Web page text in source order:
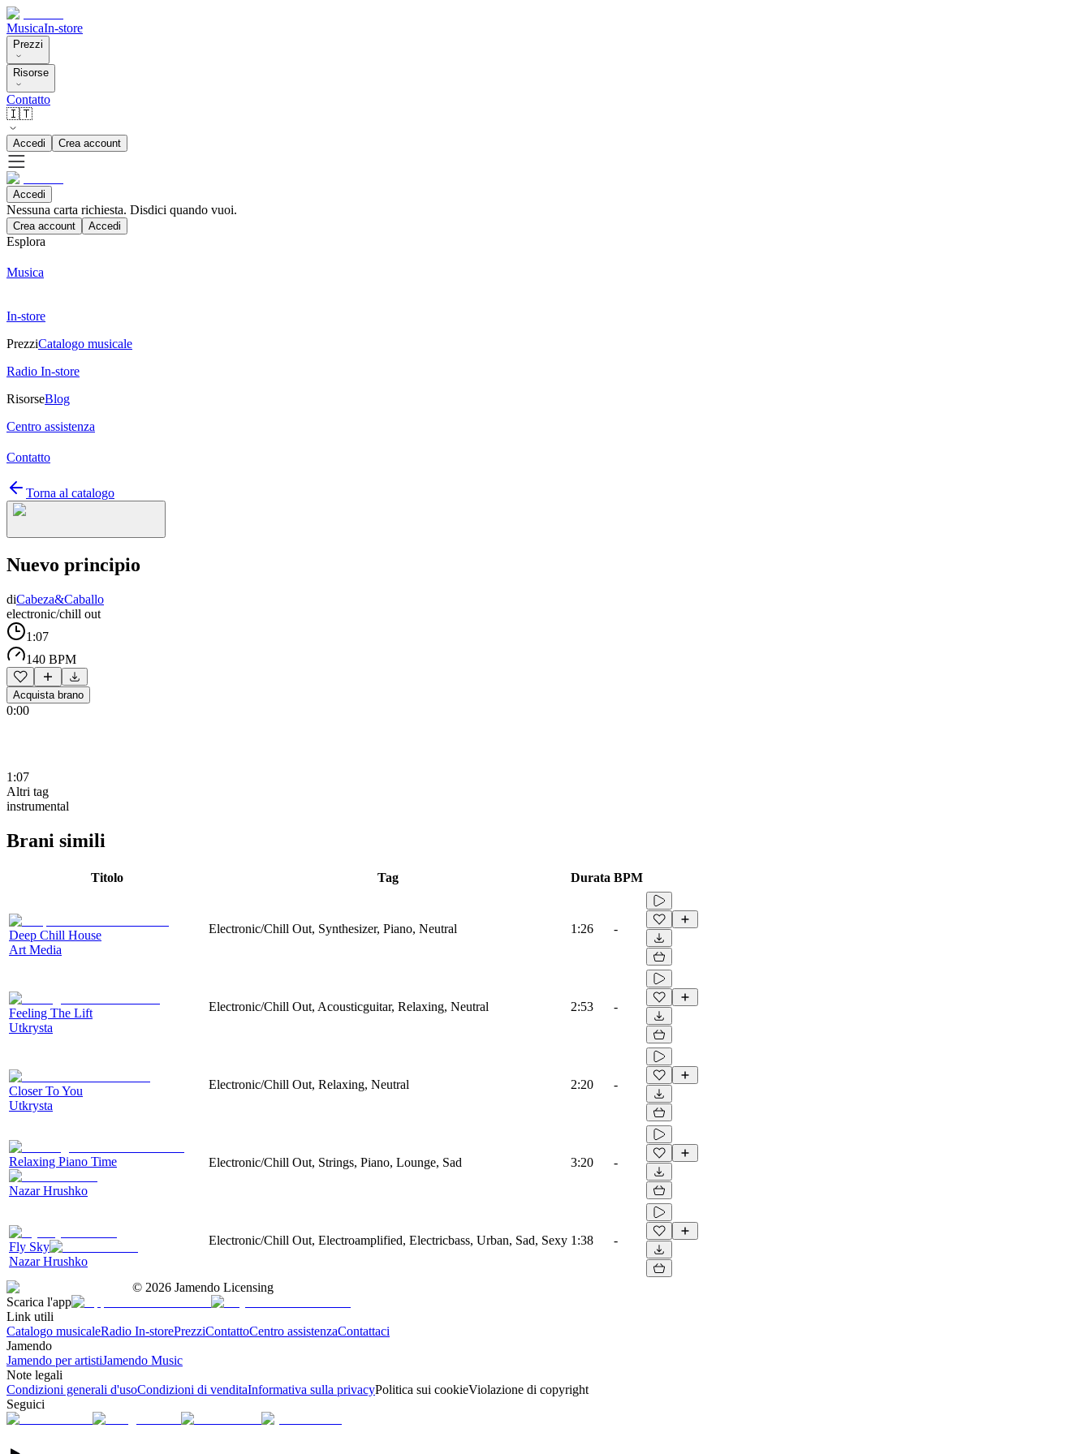
MusicaIn-store
Prezzi
Risorse
Contatto
🇮🇹
Accedi Crea account
Accedi
Nessuna carta richiesta. Disdici quando vuoi.
Crea account Accedi
Esplora
Musica
In-store
PrezziCatalogo musicale
Radio In-store
RisorseBlog
Centro assistenza
Contatto
Torna al catalogo
Nuevo principio
diCabeza&Caballo
electronic/chill out
1:07
140 BPM
Acquista brano
0:00
1:07
Altri tag
instrumental
Brani simili
Titolo Tag Durata BPM
Deep Chill House
Art Media
Electronic/Chill Out, Synthesizer, Piano, Neutral 1:26 -
Feeling The Lift
Utkrysta
Electronic/Chill Out, Acousticguitar, Relaxing, Neutral 2:53 -
Closer To You
Utkrysta
Electronic/Chill Out, Relaxing, Neutral 2:20 -
Relaxing Piano Time
Nazar Hrushko
Electronic/Chill Out, Strings, Piano, Lounge, Sad 3:20 -
Fly Sky
Nazar Hrushko
Electronic/Chill Out, Electroamplified, Electricbass, Urban, Sad, Sexy 1:38 -
© 2026 Jamendo Licensing
Scarica l'app
Link utili
Catalogo musicaleRadio In-storePrezziContattoCentro assistenzaContattaci
Jamendo
Jamendo per artistiJamendo Music
Note legali
Condizioni generali d'usoCondizioni di venditaInformativa sulla privacyPolitica sui cookieViolazione di copyright
Seguici